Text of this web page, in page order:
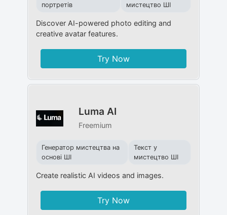
портретів
мистецтво ШІ
Discover AI-powered photo editing and
creative avatar features.
Try Now
Luma AI
Freemium
Генератор мистецтва на
основі ШІ
Текст у
мистецтво ШІ
Create realistic AI videos and images.
Try Now